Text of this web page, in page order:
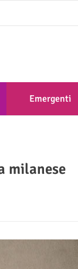
Emergenti
milanese